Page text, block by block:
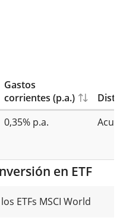
Gastos
corrientes (p.a.)
0,35% p.a.
en ETF
ETFs MSCI World